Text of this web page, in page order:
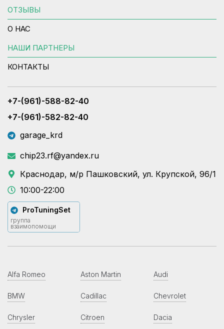
ОТЗЫВЫ
О НАС
НАШИ ПАРТНЕРЫ
КОНТАКТЫ
+7-(961)-588-82-40
+7-(961)-582-82-40
garage_krd
chip23.rf@yandex.ru
Краснодар, м/р Пашковский, ул. Крупской, 96/1
10:00-22:00
ProTuningSet
группа
взаимопомощи
Alfa Romeo Aston Martin Audi
BMW Cadillac Chevrolet
Chrysler Citroen Dacia